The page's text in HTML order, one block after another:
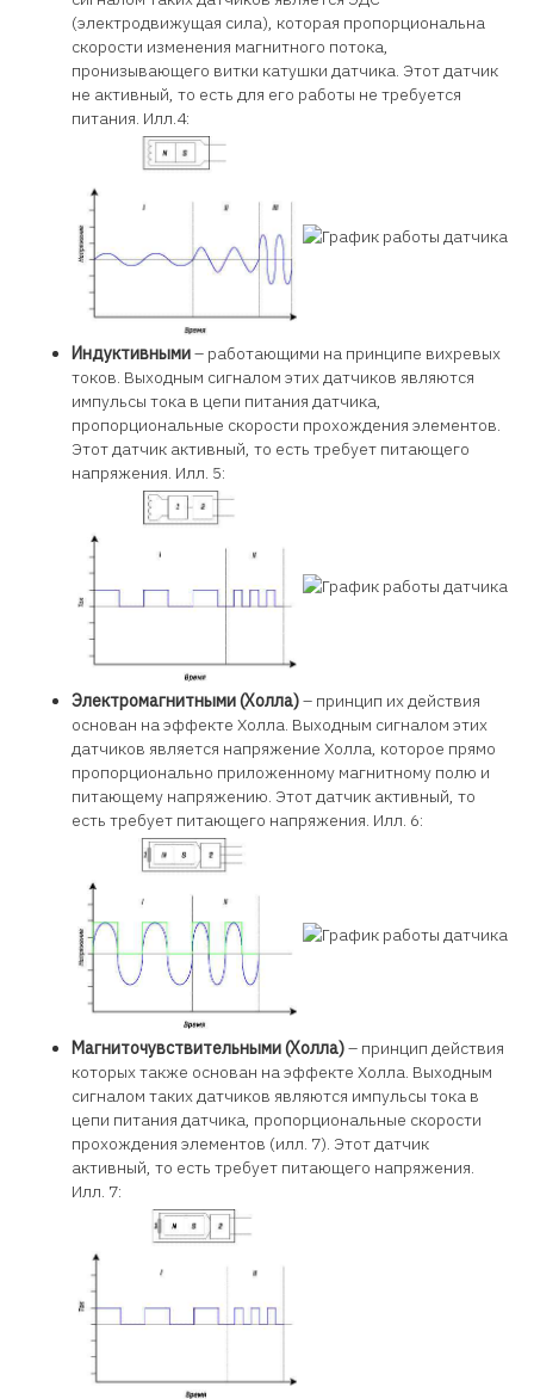
(электродвижущая сила), которая пропорциональна
скорости изменения магнитного потока,
пронизывающего витки катушки датчика. Этот датчик
не активный, то есть для его работы не требуется
питания. Илл.4:
Индуктивными– работающими на принципе вихревых
токов. Выходным сигналом этих датчиков являются
импульсы тока в цепи питания датчика,
пропорциональные скорости прохождения элементов.
Этот датчик активный, то есть требует питающего
напряжения. Илл. 5:
Электромагнитными (Холла)– принцип их действия
основан на эффекте Холла. Выходным сигналом этих
датчиков является напряжение Холла, которое прямо
пропорционально приложенному магнитному полю и
питающему напряжению. Этот датчик активный, то
есть требует питающего напряжения. Илл. 6:
Магниточувствительными (Холла)– принцип действия
которых также основан на эффекте Холла. Выходным
сигналом таких датчиков являются импульсы тока в
цепи питания датчика, пропорциональные скорости
прохождения элементов (илл. 7). Этот датчик
активный, то есть требует питающего напряжения.
Илл. 7: